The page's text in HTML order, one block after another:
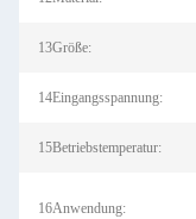
13Größe:
14Eingangsspannung:
15Betriebstemperatur:
16Anwendung: